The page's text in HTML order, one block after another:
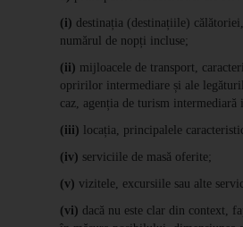
(i) destinația (destinațiile)
numărul de nopți incluse;
(ii) mijloacele de transport,
opririlor intermediare și ale
caz, agenția de turism
(iii) locația, principalele
(iv) serviciile de masă oferite;
(v) vizitele, excursiile sau alte
(vi) dacă nu este clar din context,